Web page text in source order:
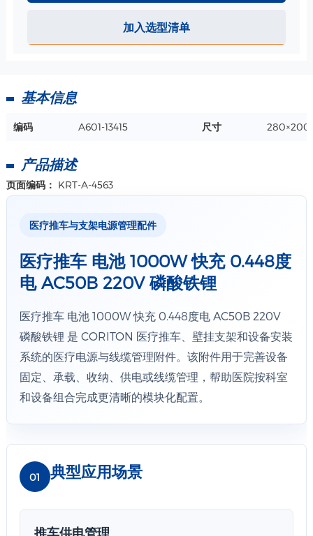
加入选型清单
基本信息
编码 A601-13415 尺寸
产品描述
页面编码： KRT-A-4563
医疗推车与支架电源管理配件
医疗推车 电池 1000W 快充 0.448度
电 AC50B 220V 磷酸铁锂
医疗推车 电池 1000W 快充 0.448度电 AC50B 220V
磷酸铁锂 是 CORITON 医疗推车、壁挂支架和设备安装
系统的医疗电源与线缆管理附件。该附件用于完善设备
固定、承载、收纳、供电或线缆管理，帮助医院按科室
和设备组合完成更清晰的模块化配置。
01 典型应用场景
推车供电管理